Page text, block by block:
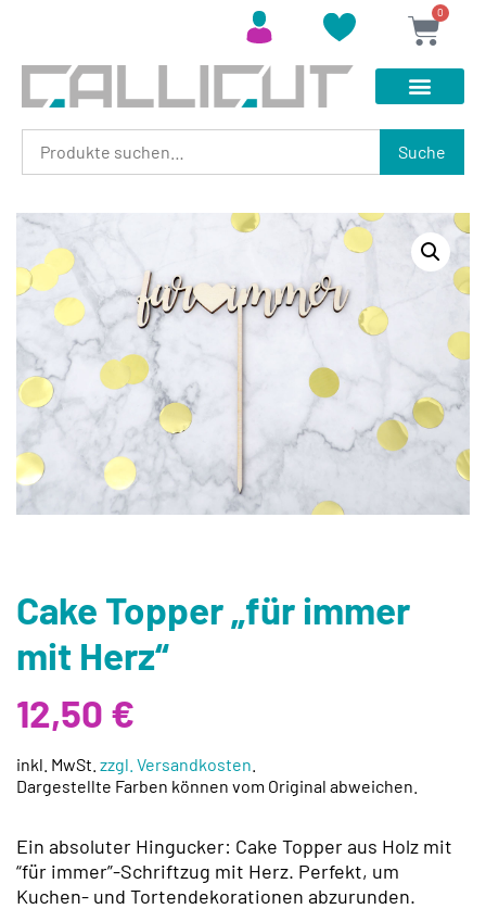
0
Suche
Cake Topper „für immer
mit Herz“
12,50 €
inkl. MwSt. zzgl. Versandkosten
Dargestellte Farben können vom Original abweichen.
Ein absoluter Hingucker: Cake Topper aus Holz mit
“für immer”-Schriftzug mit Herz. Perfekt, um
Kuchen- und Tortendekorationen abzurunden.